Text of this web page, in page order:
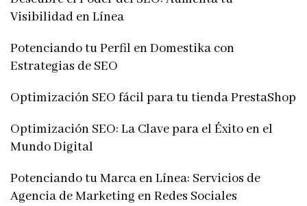
Visibilidad en Línea
Potenciando tu Perfil en Domestika con
Estrategias de SEO
Optimización SEO fácil para tu tienda PrestaShop
Optimización SEO: La Clave para el Éxito en el
Mundo Digital
Potenciando tu Marca en Línea: Servicios de
Agencia de Marketing en Redes Sociales